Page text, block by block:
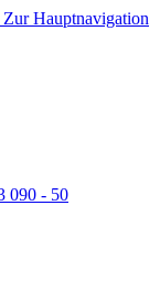
Zur Hauptnavigation
090 - 50